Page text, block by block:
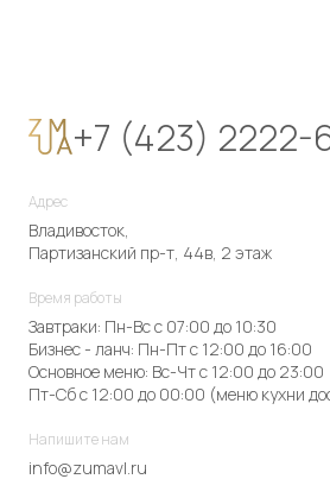
+7 (423) 2222-
Адрес
Владивосток,
Партизанский пр-т, 44в, 2 этаж
Время работы
Завтраки: Пн-Вс с 07:00 до 10:30
Бизнес - ланч: Пн-Пт с 12:00 до 16:00
Основное меню: Вс-Чт с 12:00 до 23:00
Пт-Сб с 12:00 до 00:00 (меню кухни
Напишите нам
info@zumavl.ru